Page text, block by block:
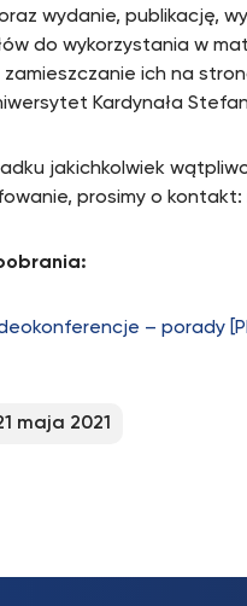
wydanie, publikację,
do wykorzystania w
ich na
Kardynała
jakichkolwiek
prosimy o kontakt:
– porady
maja 2021